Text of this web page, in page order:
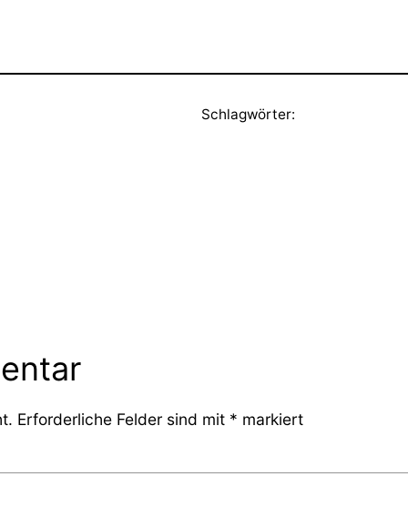
Schlagwörter:
Erforderliche Felder sind mit * markiert